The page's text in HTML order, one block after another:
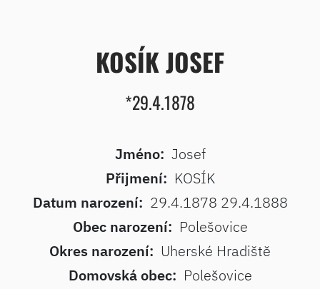
KOSÍK JOSEF
*29.4.1878
Jméno: Josef
Přijmení: KOSÍK
Datum narození: 29.4.1878 29.4.1888
Obec narození: Polešovice
Okres narození: Uherské Hradiště
Domovská obec: Polešovice